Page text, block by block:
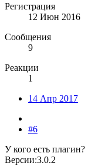
Регистрация
12 Июн 2016
Сообщения
9
Реакции
1
14 Апр 2017
#6
У кого есть
Версии:3.0.2